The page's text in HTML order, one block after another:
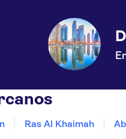
Ras Al Khaimah